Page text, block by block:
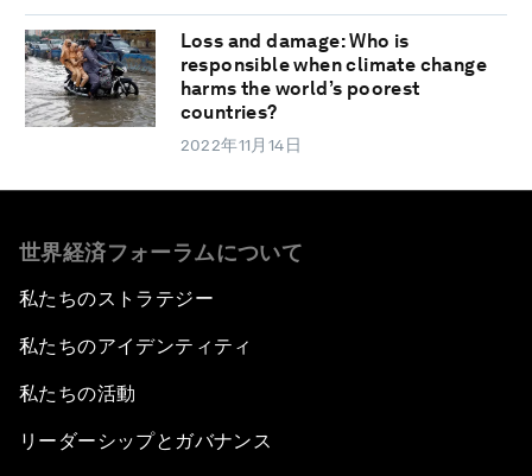
Loss and damage: Who is
responsible when climate change
harms the world’s poorest
countries?
2022年11月14日
世界経済フォーラムについて
私たちのストラテジー
私たちのアイデンティティ
私たちの活動
リーダーシップとガバナンス